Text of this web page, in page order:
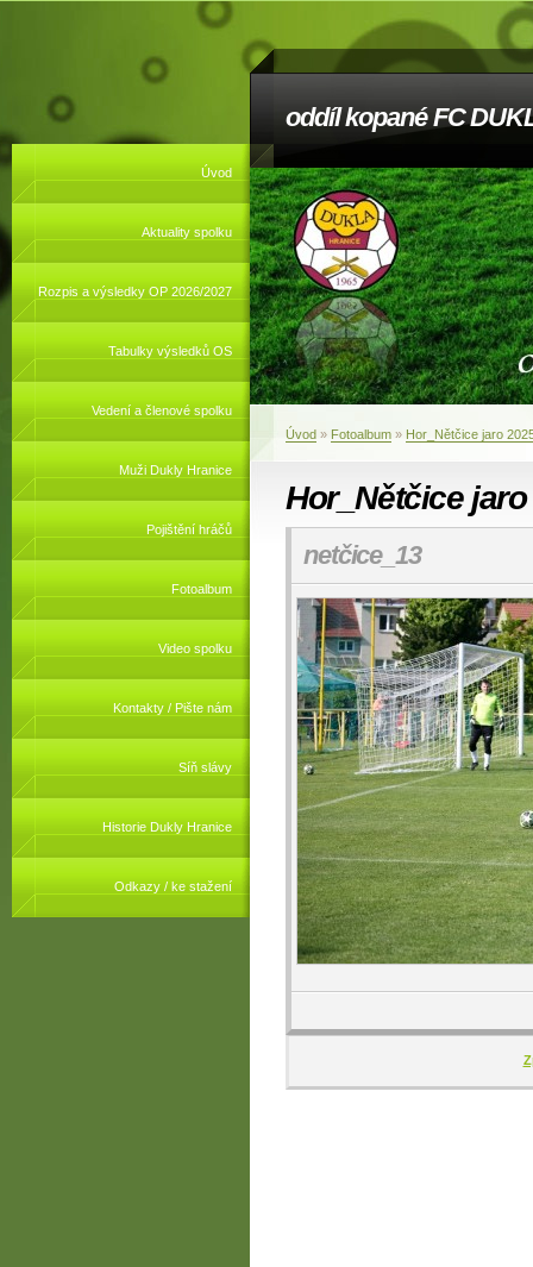
oddíl kopané FC
Úvod
Aktuality spolku
Rozpis a výsledky OP 2026/2027
Tabulky výsledků OS
Vedení a členové spolku
Muži Dukly Hranice
Pojištění hráčů
Fotoalbum
Video spolku
Kontakty / Pište nám
Síň slávy
Historie Dukly Hranice
Odkazy / ke stažení
Úvod » Fotoalbum » Hor_Nětčice jaro
Hor_Nětčice jaro
netčice_13